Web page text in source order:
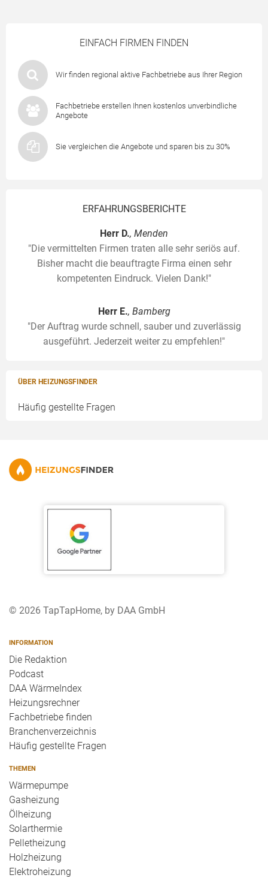
EINFACH FIRMEN FINDEN
Wir finden regional aktive Fachbetriebe aus Ihrer Region
Fachbetriebe erstellen Ihnen kostenlos unverbindliche
Angebote
Sie vergleichen die Angebote und sparen bis zu 30%
ERFAHRUNGSBERICHTE
Herr D., Menden
"Die vermittelten Firmen traten alle sehr seriös auf.
Bisher macht die beauftragte Firma einen sehr
kompetenten Eindruck. Vielen Dank!"
Herr E., Bamberg
"Der Auftrag wurde schnell, sauber und zuverlässig
ausgeführt. Jederzeit weiter zu empfehlen!"
ÜBER HEIZUNGSFINDER
Häufig gestellte Fragen
© 2026 TapTapHome, by DAA GmbH
INFORMATION
Die Redaktion
Podcast
DAA WärmeIndex
Heizungsrechner
Fachbetriebe finden
Branchenverzeichnis
Häufig gestellte Fragen
THEMEN
Wärmepumpe
Gasheizung
Ölheizung
Solarthermie
Pelletheizung
Holzheizung
Elektroheizung